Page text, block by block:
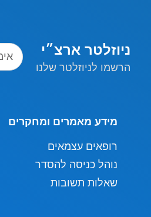
ניוזלטר ארצ״י
הרשמו לניוזלטר שלנו
מידע מאמרים ומחקרים
רופאים עצמאים
נוהל כניסה להסדר
שאלות תשובות